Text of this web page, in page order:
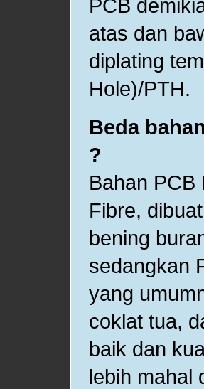
PCB
atas dan
diplating
Hole)/PTH.
Beda
?
Bahan PCB
Fibre,
bening
sedangkan
yang
coklat tua,
baik dan
lebih mahal